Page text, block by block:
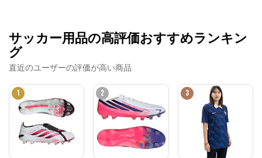
サッカー用品の高評価おすすめランキン
グ
直近のユーザーの評価が高い商品
1 2 3